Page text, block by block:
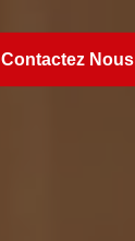
Contactez Nous